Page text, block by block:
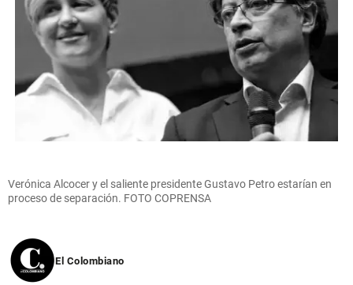
Verónica Alcocer y el saliente presidente Gustavo Petro estarían en
proceso de separación. FOTO COPRENSA
El Colombiano